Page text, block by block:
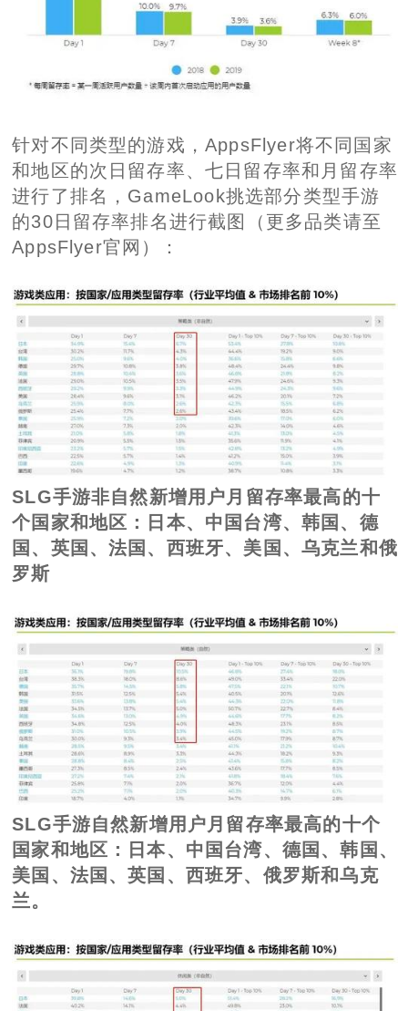
针对不同类型的游戏，AppsFlyer将不同国家
和地区的次日留存率、七日留存率和月留存率
进行了排名，GameLook挑选部分类型手游
的30日留存率排名进行截图（更多品类请至
AppsFlyer官网）：
SLG手游非自然新增用户月留存率最高的十
个国家和地区：日本、中国台湾、韩国、德
国、英国、法国、西班牙、美国、乌克兰和俄
罗斯
SLG手游自然新增用户月留存率最高的十个
国家和地区：日本、中国台湾、德国、韩国、
美国、法国、英国、西班牙、俄罗斯和乌克
兰。